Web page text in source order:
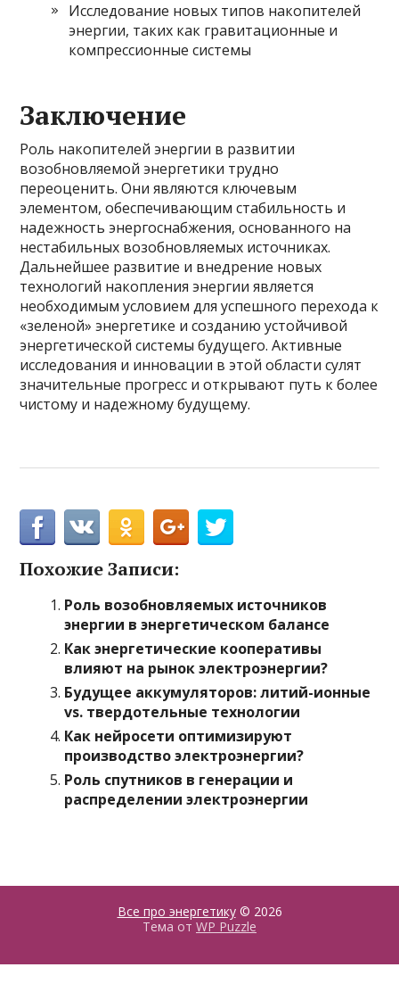
Исследование новых типов накопителей
энергии, таких как гравитационные и
компрессионные системы
Заключение
Роль накопителей энергии в развитии
возобновляемой энергетики трудно
переоценить. Они являются ключевым
элементом, обеспечивающим стабильность и
надежность энергоснабжения, основанного на
нестабильных возобновляемых источниках.
Дальнейшее развитие и внедрение новых
технологий накопления энергии является
необходимым условием для успешного перехода к
«зеленой» энергетике и созданию устойчивой
энергетической системы будущего. Активные
исследования и инновации в этой области сулят
значительные прогресс и открывают путь к более
чистому и надежному будущему.
Похожие Записи:
Роль возобновляемых источников
энергии в энергетическом балансе
Как энергетические кооперативы
влияют на рынок электроэнергии?
Будущее аккумуляторов: литий-ионные
vs. твердотельные технологии
Как нейросети оптимизируют
производство электроэнергии?
Роль спутников в генерации и
распределении электроэнергии
Все про энергетику© 2026
Тема от WP Puzzle